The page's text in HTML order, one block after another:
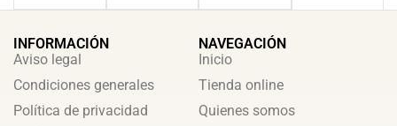
INFORMACIÓN
Aviso legal
Condiciones generales
Política de privacidad
NAVEGACIÓN
Inicio
Tienda online
Quienes somos